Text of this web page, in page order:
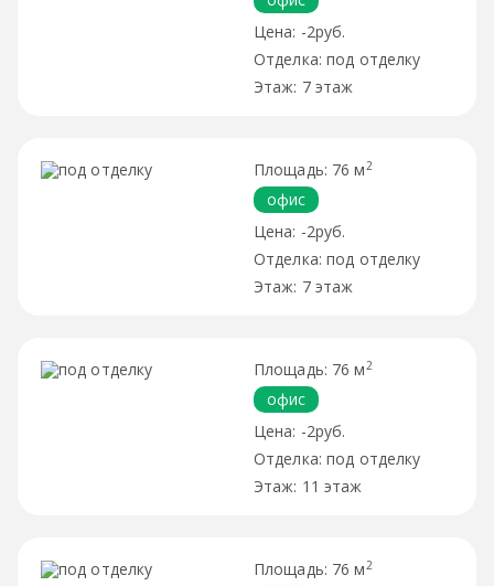
-2руб.
под отделку
7 этаж
76 м 2
офис
-2руб.
под отделку
7 этаж
76 м 2
офис
-2руб.
под отделку
11 этаж
76 м 2